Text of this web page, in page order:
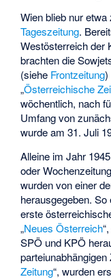
Wien blieb nur
Tageszeitung.
Westösterreich der
brachten die
(siehe Frontzeitung)
„Österreichische
wöchentlich, nach
Umfang von
wurde am 31. Juli
Alleine im Jahr
oder
wurden von einer
herausgegeben.
erste
„Neues Österreich
SPÖ und KPÖ
parteiunabhängigen
Zeitung“, wurden